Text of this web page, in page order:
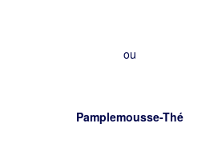
ou
Pamplemousse-Thé